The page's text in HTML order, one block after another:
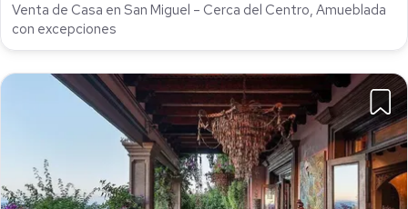
Venta de Casa en San Miguel – Cerca del Centro, Amueblada
con excepciones